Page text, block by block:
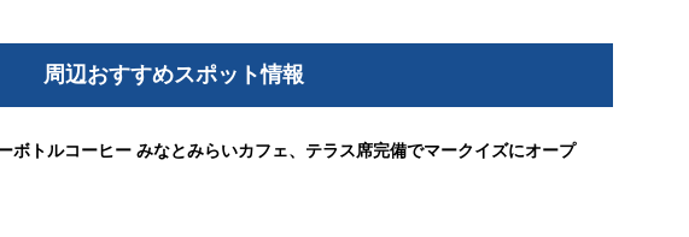
周辺おすすめスポット情報
ボトルコーヒー みなとみらいカフェ、テラス席完備でマークイズにオープ